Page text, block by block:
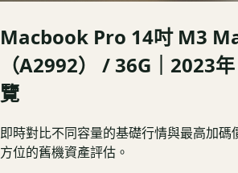
Macbook Pro 14吋 M3
（A2992） / 36G｜2023年
覽
即時對比不同容量的基礎行情與最高加碼
方位的舊機資產評估。